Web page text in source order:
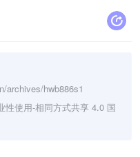
archives/hwb886s1
性使用-相同方式共享 4.0 国